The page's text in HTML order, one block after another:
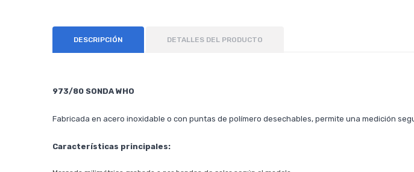
DESCRIPCIÓN DETALLES DEL PRODUCTO
973/80 SONDA WHO
Fabricada en acero inoxidable o con puntas de polímero desechables, permite una medición
Características principales: